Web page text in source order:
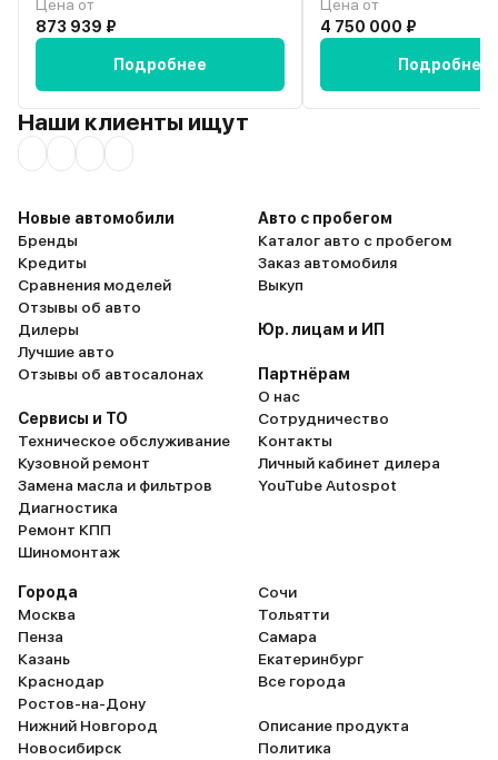
поддержка устойчивости, в
поворотах нет крена. Не очень
доволен расходом топлива, от
двигателя в 2.8 сложно ожидать
отрицательный момент –
стоимость запчастей, дисков и
шин. Очень рекомендую этот
рулевого вала
решила от слова
бьет в руль, как
новая машина!!! И вот эти вот
другое. Если бы можно
отмотать всё назад,
своём предыдущем
представить себе не
серьёзные косяки.
Цена от
873 939 ₽
Подробнее
Цена от
4 750 000 ₽
Подробнее
Наши клиенты ищут
Новые автомобили
Бренды
Кредиты
Сравнения моделей
Отзывы об авто
Дилеры
Лучшие авто
Отзывы об автосалонах
Сервисы и ТО
Техническое обслуживание
Кузовной ремонт
Замена масла и фильтров
Диагностика
Ремонт КПП
Шиномонтаж
Авто с пробегом
Каталог авто с пробегом
Заказ автомобиля
Выкуп
Юр. лицам и ИП
Партнёрам
О нас
Сотрудничество
Контакты
Личный кабинет дилера
YouTube Autospot
Города
Москва
Пенза
Казань
Краснодар
Ростов-на-Дону
Нижний Новгород
Новосибирск
Сочи
Тольятти
Самара
Екатеринбург
Все города
Описание продукта
Политика